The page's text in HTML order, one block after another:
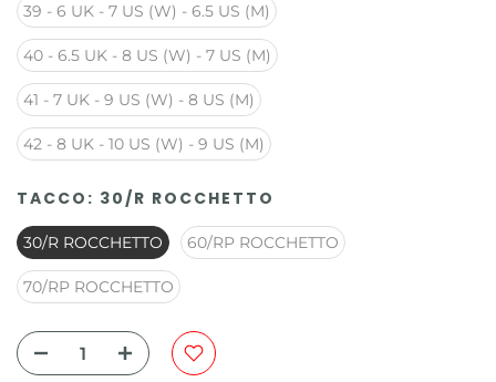
39 - 6 UK - 7 US (W) - 6.5 US (M)
40 - 6.5 UK - 8 US (W) - 7 US (M)
41 - 7 UK - 9 US (W) - 8 US (M)
42 - 8 UK - 10 US (W) - 9 US (M)
TACCO: 30/R ROCCHETTO
30/R ROCCHETTO 60/RP ROCCHETTO
70/RP ROCCHETTO